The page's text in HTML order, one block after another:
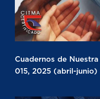
Cuadernos de
015, 2025 (abril-junio)